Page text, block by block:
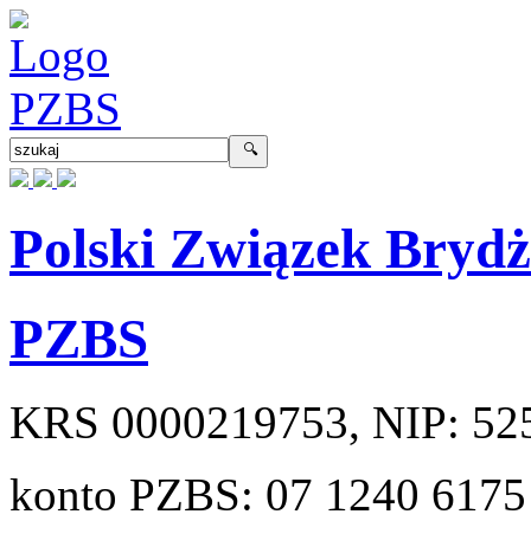
Polski Związek
PZBS
KRS 0000219753, NIP:
konto PZBS: 07 1240